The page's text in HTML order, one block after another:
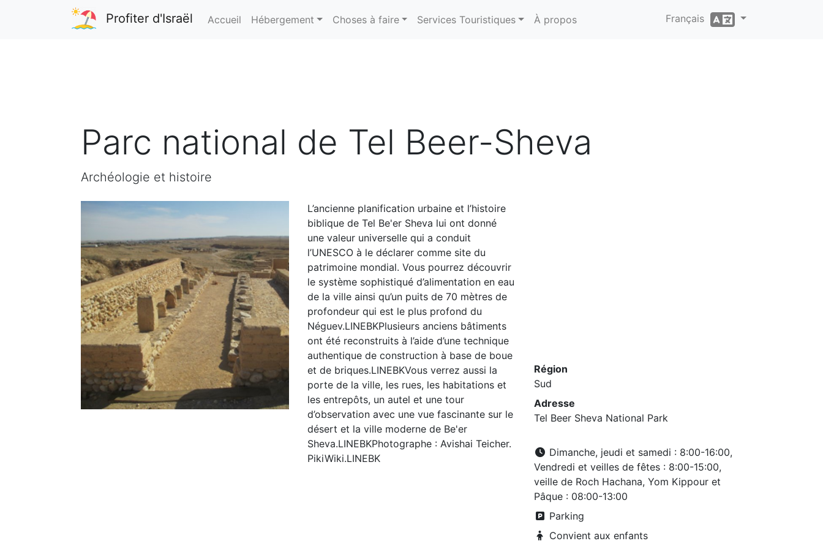
Profiter d'Israël Accueil Hébergement Choses à faire Services Touristiques À propos Français
Parc national de Tel Beer-Sheva
Archéologie et histoire
L’ancienne planification urbaine et l’histoire
biblique de Tel Be'er Sheva lui ont donné
une valeur universelle qui a conduit
l’UNESCO à le déclarer comme site du
patrimoine mondial. Vous pourrez découvrir
le système sophistiqué d’alimentation en eau
de la ville ainsi qu’un puits de 70 mètres de
profondeur qui est le plus profond du
Néguev.LINEBKPlusieurs anciens bâtiments
ont été reconstruits à l’aide d’une technique
authentique de construction à base de boue
et de briques.LINEBKVous verrez aussi la
porte de la ville, les rues, les habitations et
les entrepôts, un autel et une tour
d’observation avec une vue fascinante sur le
désert et la ville moderne de Be'er
Sheva.LINEBKPhotographe : Avishai Teicher.
PikiWiki.LINEBK
Région
Sud
Adresse
Tel Beer Sheva National Park
Dimanche, jeudi et samedi : 8:00-16:00,
Vendredi et veilles de fêtes : 8:00-15:00,
veille de Roch Hachana, Yom Kippour et
Pâque : 08:00-13:00
Parking
Convient aux enfants